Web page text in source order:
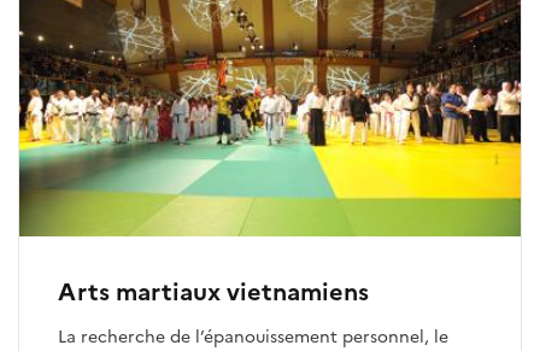
soumissions (clé articulaires, étranglement
sanguin).
Arts martiaux vietnamiens
La recherche de l’épanouissement personnel, le